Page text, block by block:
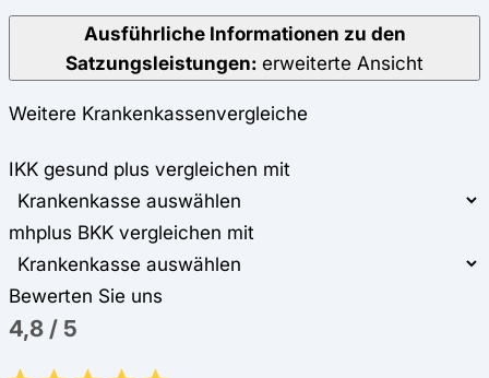
Ausführliche Informationen zu den
Satzungsleistungen: erweiterte Ansicht
Weitere Krankenkassenvergleiche
IKK gesund plus vergleichen mit
mhplus BKK vergleichen mit
Bewerten Sie uns
4,8 / 5